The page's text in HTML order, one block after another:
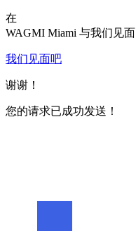
在
WAGMI Miami 与我们见面
我们见面吧
谢谢！
您的请求已成功发送！